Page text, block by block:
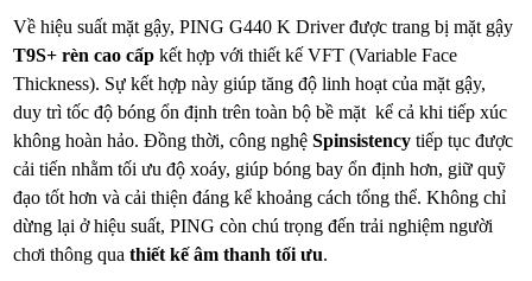
Về hiệu suất mặt gậy, PING G440 K Driver được trang bị mặt gậy
T9S+ rèn cao cấp kết hợp với thiết kế VFT (Variable Face
Thickness). Sự kết hợp này giúp tăng độ linh hoạt của mặt gậy,
duy trì tốc độ bóng ổn định trên toàn bộ bề mặt kể cả khi tiếp xúc
không hoàn hảo. Đồng thời, công nghệSpinsistency tiếp tục được
cải tiến nhằm tối ưu độ xoáy, giúp bóng bay ổn định hơn, giữ quỹ
đạo tốt hơn và cải thiện đáng kể khoảng cách tổng thể. Không chỉ
dừng lại ở hiệu suất, PING còn chú trọng đến trải nghiệm người
chơi thông quathiết kế âm thanh tối ưu.